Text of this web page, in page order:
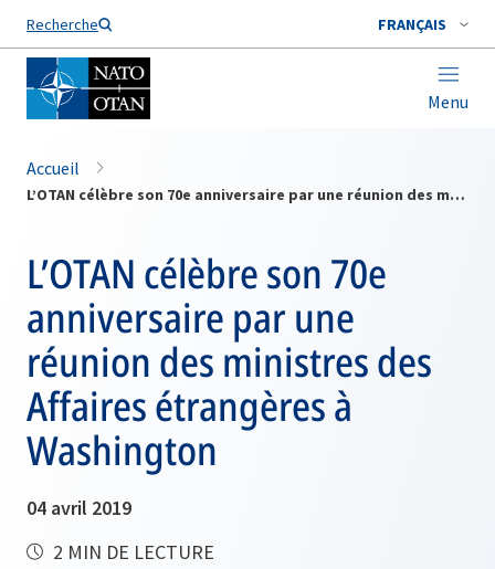
Recherche FRANÇAIS
Menu
Nom de famille*
Accueil
L’OTAN célèbre son 70e anniversaire par une réunion des ministres des Affaires étrangères à Washington
L’OTAN célèbre son 70e
anniversaire par une
réunion des ministres des
Affaires étrangères à
Washington
04 avril 2019
2 MIN DE LECTURE